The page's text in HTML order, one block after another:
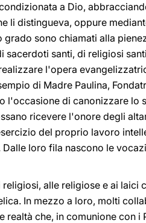
a Dio,
li distingueva, oppure
sono chiamati alla
sacerdoti santi, di religiosi
l'opera
di Madre Paulina,
l'occasione di canonizzare lo
ricevere l'onore degli
del proprio lavoro
loro fila nascono le
alle religiose e ai laici
In mezzo a loro, molti
che, in comunione con